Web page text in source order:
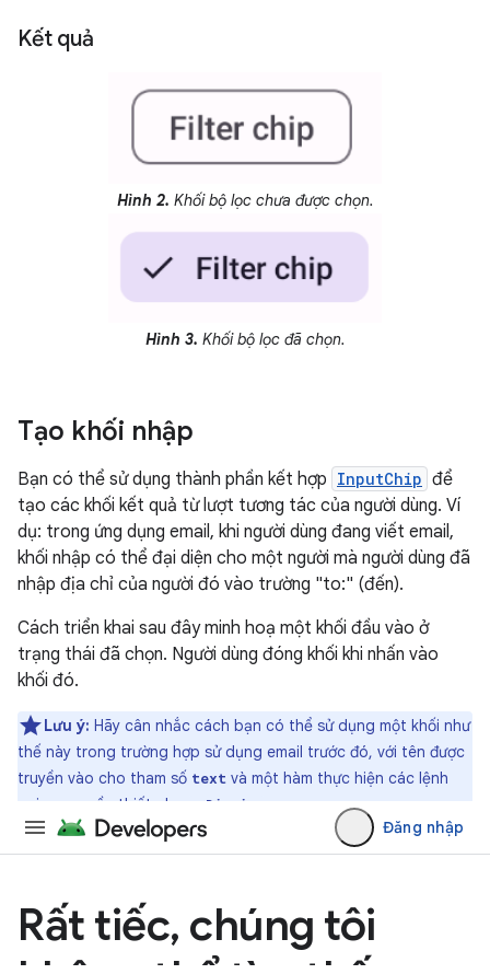
Kết quả
Hình 2. Khối bộ lọc chưa được chọn.
Hình 3. Khối bộ lọc đã chọn.
Tạo khối nhập
Bạn có thể sử dụng thành phần kết hợp InputChip để
tạo các khối kết quả từ lượt tương tác của người dùng. Ví
dụ: trong ứng dụng email, khi người dùng đang viết email,
khối nhập có thể đại diện cho một người mà người dùng đã
nhập địa chỉ của người đó vào trường "to:" (đến).
Cách triển khai sau đây minh hoạ một khối đầu vào ở
trạng thái đã chọn. Người dùng đóng khối khi nhấn vào
khối đó.
Lưu ý: Hãy cân nhắc cách bạn có thể sử dụng một khối như
thế này trong trường hợp sử dụng email trước đó, với tên được
truyền vào cho tham số text và một hàm thực hiện các lệnh
gọi mạng cần thiết cho
onDismiss